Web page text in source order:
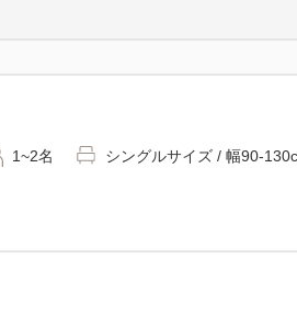
--- アクセス ---
・京急本線 京
1~2名 シングルサイズ / 幅90-